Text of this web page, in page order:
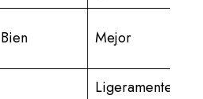
Bien Mejor
Ligeramente